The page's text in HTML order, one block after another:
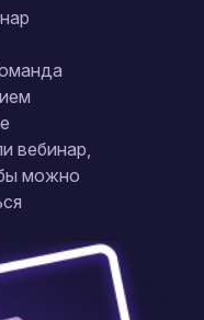
вебинар,
можно